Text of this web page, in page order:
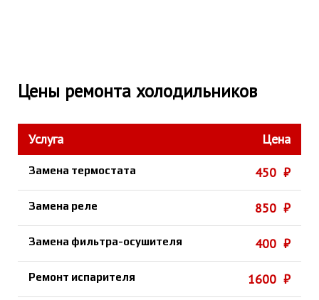
Цены ремонта холодильников
Услуга Цена
Замена термостата 450 ₽
Замена реле 850 ₽
Замена фильтра-осушителя 400 ₽
Ремонт испарителя 1600 ₽